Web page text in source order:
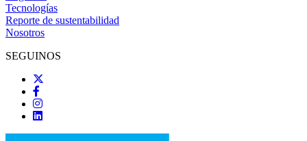
Tecnologías
Reporte de sustentabilidad
Nosotros
SEGUINOS